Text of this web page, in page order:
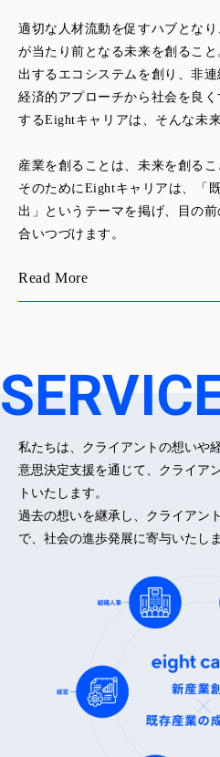
適切な人材流動を促すハブとな
が当たり前となる未来を創るこ
出するエコシステムを創り、非
経済的アプローチから社会を良
するEightキャリアは、そんな未
産業を創ることは、未来を創るこ
そのためにEightキャリアは、「
出」というテーマを掲げ、目の
合いつづけます。
Read More
私たちは、クライアントの想いや
意思決定支援を通じて、クライア
トいたします。
過去の想いを継承し、クライアン
で、社会の進歩発展に寄与いたしま